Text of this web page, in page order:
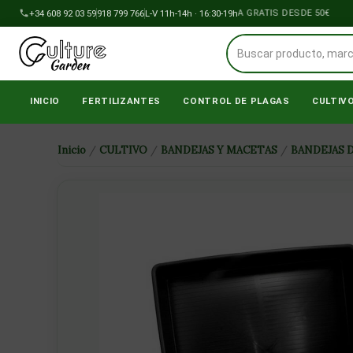
al
contenido
+34 608 92 03 59918 799 766L-V 11h-14h · 16:30-19h
ENVÍOS A PENÍNSULA GRATIS DESDE 50€
INICIO FERTILIZANTES CONTROL DE PLAGAS CULTIVO
Inicio / CULTIVO / BANDEJAS Y MACETAS / BANDEJAS